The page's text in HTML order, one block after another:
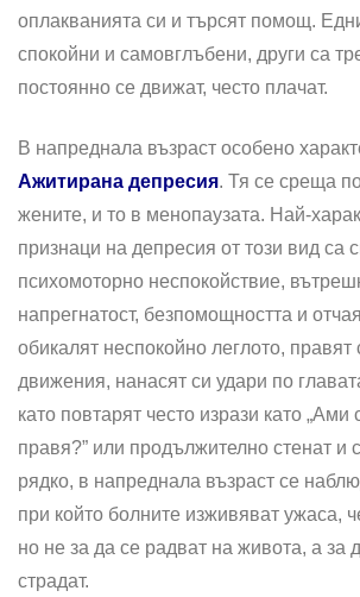
оплакванията си и търсят помощ.
спокойни и самовглъбени, други са
постоянно се движат, често плачат.
В напреднала възраст особено
Ажитирана депресия. Тя се среща
жените, и то в менопаузата. Най-
признаци на депресия от този вид са
психомоторно неспокойствие,
напрегнатост, безпомощността и
обикалят неспокойно леглото, правят
движения, нанасят си удари по
като повтарят често изрази като „Ами
правя?” или продължително стенат и
рядко, в напреднала възраст се
при който болните изживяват ужаса,
но не за да се радват на живота, а за
страдат.